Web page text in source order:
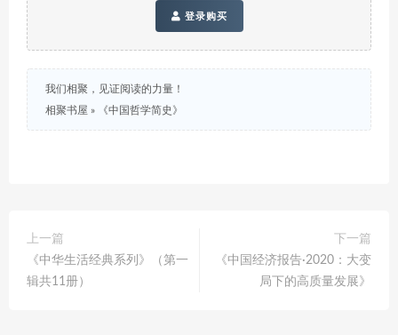
登录购买
我们相聚，见证阅读的力量！
相聚书屋 » 《中国哲学简史》
上一篇
《中华生活经典系列》（第一
辑共11册）
下一篇
《中国经济报告·2020：大变
局下的高质量发展》